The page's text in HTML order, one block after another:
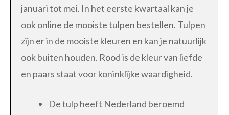
januari tot mei. In het eerste kwartaal kan je
ook online de mooiste tulpen bestellen. Tulpen
zijn er in de mooiste kleuren en kan je natuurlijk
ook buiten houden. Rood is de kleur van liefde
en paars staat voor koninklijke waardigheid.
De tulp heeft Nederland beroemd